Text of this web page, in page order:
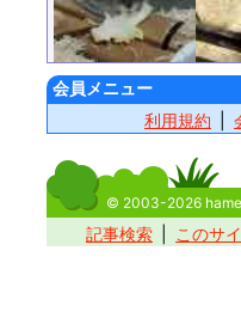
会員メニュー
利用規約
© 2003-2026
記事検索 このサ